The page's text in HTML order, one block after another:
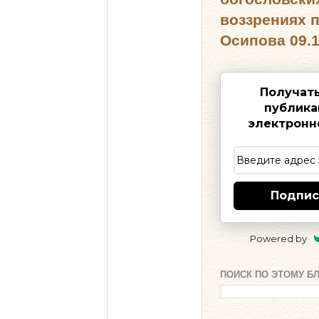
воззрениях
Осипова
Powered by
ПОИСК ПО ЭТОМУ